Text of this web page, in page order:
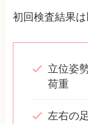
初回検査結果は
立位姿
荷重
左右の